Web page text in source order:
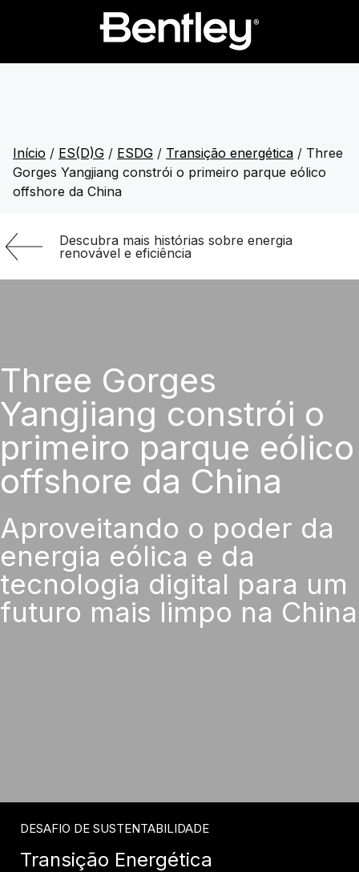
Início / ES(D)G / ESDG / Transição energética / Three
Gorges Yangjiang constrói o primeiro parque eólico
offshore da China
Descubra mais histórias sobre energia
renovável e eficiência
Three Gorges
Yangjiang constrói o
primeiro parque eólico
offshore da China
Aproveitando o poder da
energia eólica e da
tecnologia digital para um
futuro mais limpo na China
DESAFIO DE SUSTENTABILIDADE
Transição Energética